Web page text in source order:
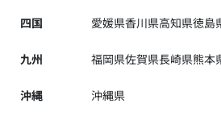
四国 愛媛県香川県高知県徳島
九州 福岡県佐賀県長崎県熊本
沖縄 沖縄県